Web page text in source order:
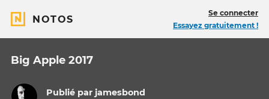
NOTOS
Se connecter
Essayez gratuitement !
Big Apple 2017
Publié par jamesbond